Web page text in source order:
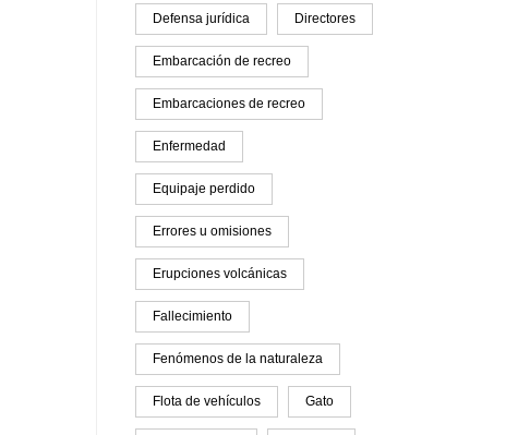
Defensa jurídica Directores
Embarcación de recreo
Embarcaciones de recreo
Enfermedad
Equipaje perdido
Errores u omisiones
Erupciones volcánicas
Fallecimiento
Fenómenos de la naturaleza
Flota de vehículos Gato